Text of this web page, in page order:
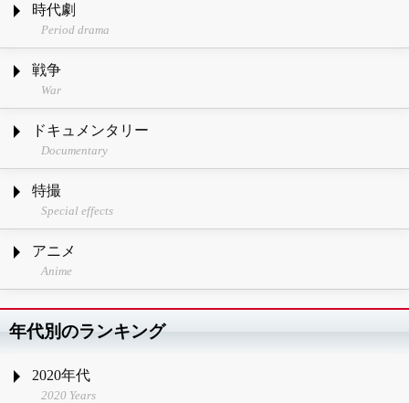
時代劇
Period drama
戦争
War
ドキュメンタリー
Documentary
特撮
Special effects
アニメ
Anime
年代別のランキング
2020年代
2020 Years